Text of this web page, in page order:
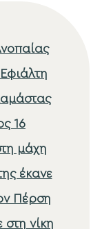
16
μάχη
έκανε
Πέρση
νίκη